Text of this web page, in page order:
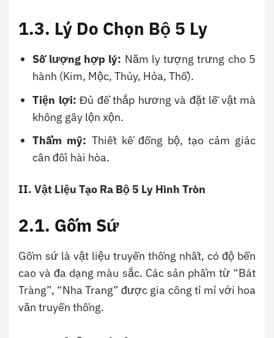
1.3. Lý Do Chọn Bộ 5 Ly
Số lượng hợp lý: Năm ly tượng trưng cho 5
hành (Kim, Mộc, Thủy, Hỏa, Thổ).
Tiện lợi: Đủ để thắp hương và đặt lễ vật mà
không gây lộn xộn.
Thẩm mỹ: Thiết kế đồng bộ, tạo cảm giác
cân đối hài hòa.
II. Vật Liệu Tạo Ra Bộ 5 Ly Hình Tròn
2.1. Gốm Sứ
Gốm sứ là vật liệu truyền thống nhất, có độ bền
cao và đa dạng màu sắc. Các sản phẩm từ “Bát
Tràng”, “Nha Trang” được gia công tỉ mỉ với hoa
văn truyền thống.